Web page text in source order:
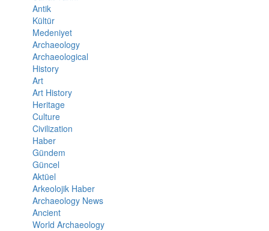
Antik
Kültür
Medeniyet
Archaeology
Archaeological
History
Art
Art History
Heritage
Culture
Civilization
Haber
Gündem
Güncel
Aktüel
Arkeolojik Haber
Archaeology News
Ancient
World Archaeology